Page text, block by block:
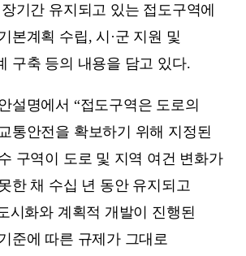
기간 유지되고 있는 접도구역에
본계획 수립, 시·군 지원 및
구축 등의 내용을 담고 있다.
설명에서 “접도구역은 도로의
통안전을 확보하기 위해 지정된
구역이 도로 및 지역 여건 변화가
한 채 수십 년 동안 유지되고
시화와 계획적 개발이 진행된
준에 따른 규제가 그대로